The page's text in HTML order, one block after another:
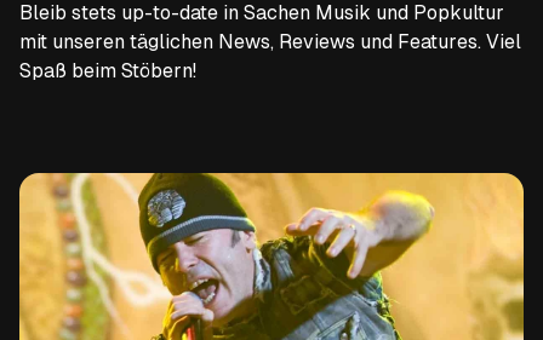
Bleib stets up-to-date in Sachen Musik und Popkultur
mit unseren täglichen News, Reviews und Features. Viel
Spaß beim Stöbern!